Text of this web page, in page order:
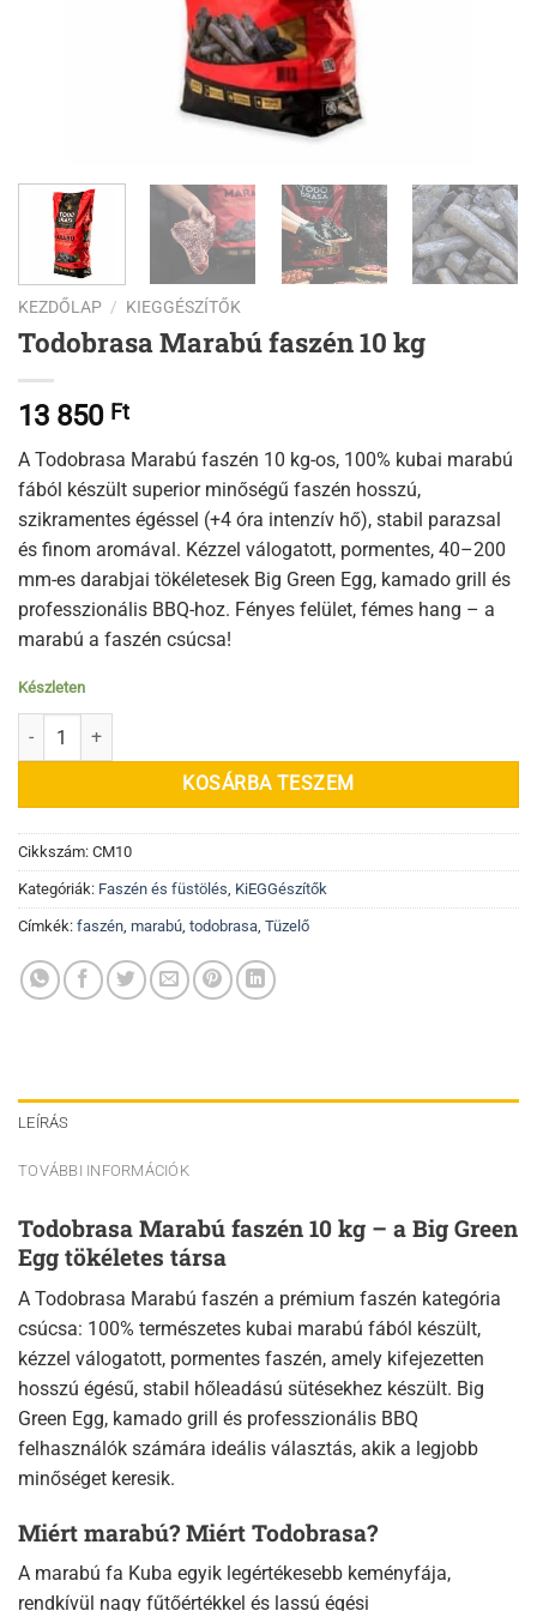
KEZDŐLAP / KIEGGÉSZÍTŐK
Todobrasa Marabú faszén 10 kg
13 850 Ft
A Todobrasa Marabú faszén 10 kg-os, 100% kubai marabú
fából készült superior minőségű faszén hosszú,
szikramentes égéssel (+4 óra intenzív hő), stabil parazsal
és finom aromával. Kézzel válogatott, pormentes, 40–200
mm-es darabjai tökéletesek Big Green Egg, kamado grill és
professzionális BBQ-hoz. Fényes felület, fémes hang – a
marabú a faszén csúcsa!
Készleten
Todobrasa Marabú faszén 10 kg mennyiség
KOSÁRBA TESZEM
Cikkszám: CM10
Kategóriák: Faszén és füstölés, KiEGGészítők
Címkék: faszén, marabú, todobrasa, Tüzelő
LEÍRÁS
TOVÁBBI INFORMÁCIÓK
Todobrasa Marabú faszén 10 kg – a Big Green
Egg tökéletes társa
A Todobrasa Marabú faszén a prémium faszén kategória
csúcsa: 100% természetes kubai marabú fából készült,
kézzel válogatott, pormentes faszén, amely kifejezetten
hosszú égésű, stabil hőleadású sütésekhez készült. Big
Green Egg, kamado grill és professzionális BBQ
felhasználók számára ideális választás, akik a legjobb
minőséget keresik.
Miért marabú? Miért Todobrasa?
A marabú fa Kuba egyik legértékesebb keményfája,
rendkívül nagy fűtőértékkel és lassú égési